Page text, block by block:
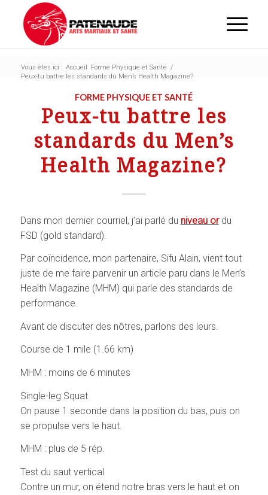
Vous êtes ici : Accueil Forme Physique et Santé /
Peux-tu battre les standards du Men’s Health Magazine?
FORME PHYSIQUE ET SANTÉ
Peux-tu battre les
standards du Men’s
Health Magazine?
Dans mon dernier courriel, j’ai parlé du niveau ordu
FSD (gold standard).
Par coïncidence, mon partenaire, Sifu Alain, vient tout
juste de me faire parvenir un article paru dans le Men’s
Health Magazine (MHM) qui parle des standards de
performance.
Avant de discuter des nôtres, parlons des leurs.
Course de 1 mile (1.66 km)
MHM : moins de 6 minutes
Single-leg Squat
On pause 1 seconde dans la position du bas, puis on
se propulse vers le haut.
MHM : plus de 5 rép.
Test du saut vertical
Contre un mur, on étend notre bras vers le haut et on